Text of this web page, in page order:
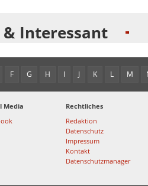
& Interessant
F G H I J K L M
Media
Rechtliches
Redaktion
Datenschutz
Impressum
Kontakt
Datenschutzmanager